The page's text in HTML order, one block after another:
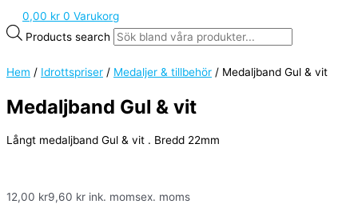
0,00 kr 0 Varukorg
Products search
Hem / Idrottspriser / Medaljer & tillbehör / Medaljband Gul & vit
Medaljband Gul & vit
Långt medaljband Gul & vit . Bredd 22mm
12,00 kr9,60 kr ink. momsex. moms